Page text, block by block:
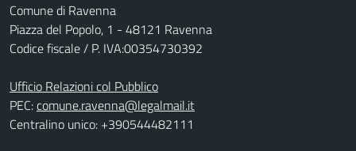
Comune di Ravenna
Piazza del Popolo, 1 - 48121 Ravenna
Codice fiscale / P. IVA:00354730392
Ufficio Relazioni col Pubblico
PEC:comune.ravenna@legalmail.it
Centralino unico: +390544482111